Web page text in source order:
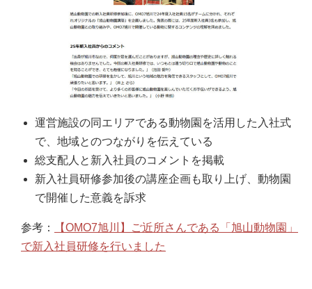
運営施設の同エリアである動物園を活用した入社式
で、地域とのつながりを伝えている
総支配人と新入社員のコメントを掲載
新入社員研修参加後の講座企画も取り上げ、動物園
で開催した意義を訴求
参考：
【OMO7旭川】ご近所さんである「旭山動物園」
で新入社員研修を行いました